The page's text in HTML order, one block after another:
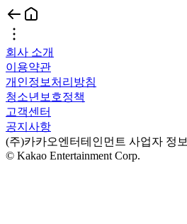
회사 소개
이용약관
개인정보처리방침
청소년보호정책
고객센터
공지사항
(주)카카오엔터테인먼트 사업자 정보
© Kakao Entertainment Corp.